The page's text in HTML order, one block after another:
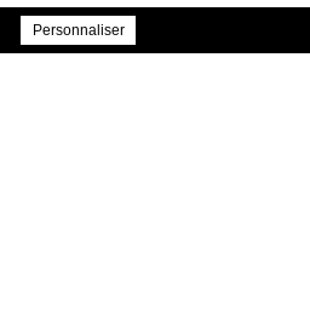
au cours de
Personnaliser